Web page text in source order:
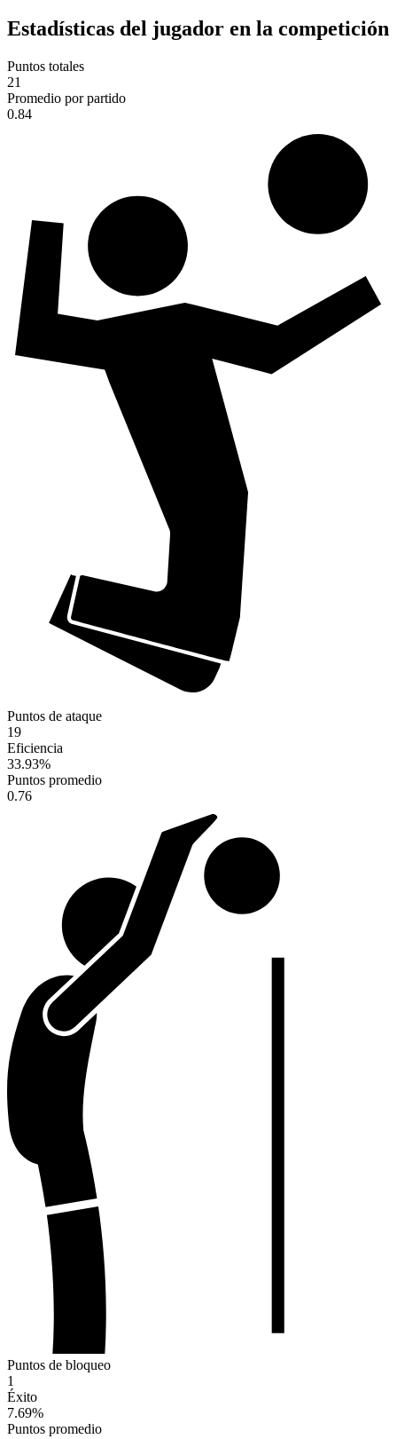
Estadísticas del jugador en la competición
Puntos totales
21
Promedio por partido
0.84
Puntos de ataque
19
Eficiencia
33.93%
Puntos promedio
0.76
Puntos de bloqueo
1
Éxito
7.69%
Puntos promedio